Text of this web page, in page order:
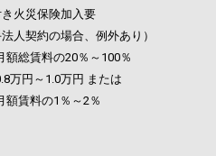
火災保険加入要
契約の場合、例外あり）
料の20％～100％
1.0万円 または
の1％～2％